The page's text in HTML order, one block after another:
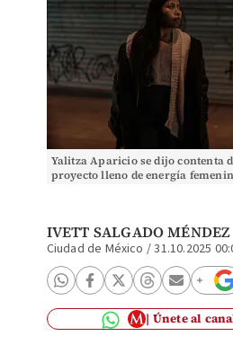
Yalitza Aparicio se dijo contenta
proyecto lleno de energía
IVETT SALGADO MÉNDEZ
Ciudad de México /31.10.2025
Únete al